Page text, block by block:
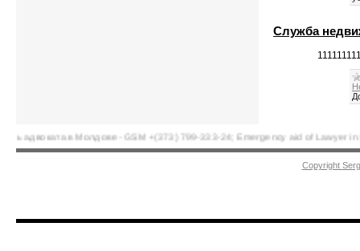
Служба
в Молдове - GSM +(373) 799-333-24; Emergency aid of Lawyer in
Copyright